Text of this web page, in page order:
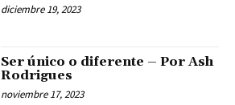
diciembre 19, 2023
Ser único o diferente – Por Ash
Rodrigues
noviembre 17, 2023